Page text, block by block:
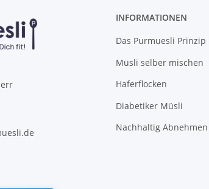
INFORMATIONEN
Das Purmuesli Prinzip
Müsli selber mischen
Haferflocken
Diabetiker Müsli
Nachhaltig Abnehmen